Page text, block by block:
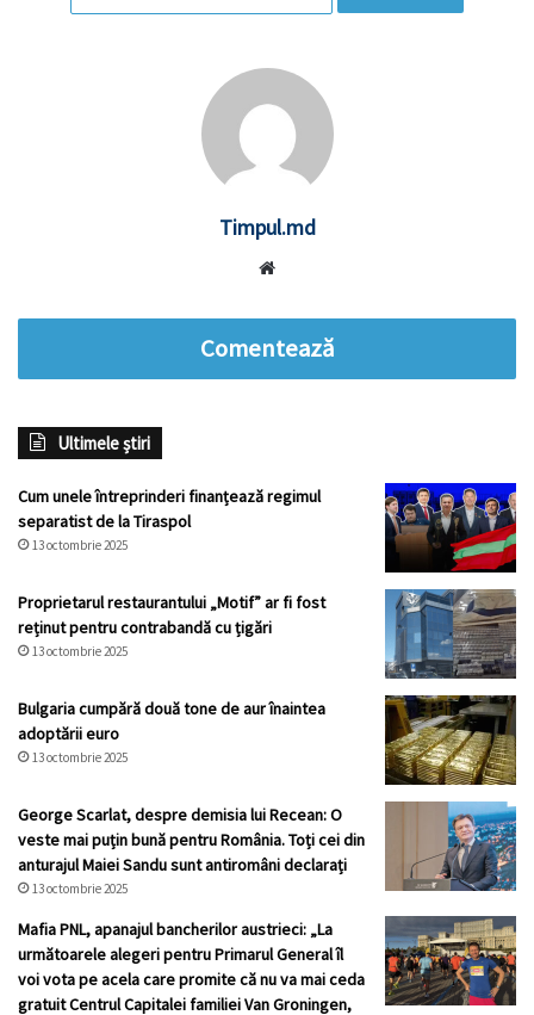
Timpul.md
Comentează
Ultimele știri
Cum unele întreprinderi finanțează regimul
separatist de la Tiraspol
13 octombrie 2025
Proprietarul restaurantului „Motif” ar fi fost
reținut pentru contrabandă cu țigări
13 octombrie 2025
Bulgaria cumpără două tone de aur înaintea
adoptării euro
13 octombrie 2025
George Scarlat, despre demisia lui Recean: O
veste mai puțin bună pentru România. Toți cei din
anturajul Maiei Sandu sunt antiromâni declarați
13 octombrie 2025
Mafia PNL, apanajul bancherilor austrieci: „La
următoarele alegeri pentru Primarul General îl
voi vota pe acela care promite că nu va mai ceda
gratuit Centrul Capitalei familiei Van Groningen,